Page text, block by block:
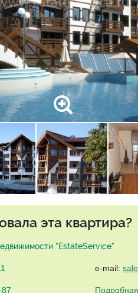
эта квартира?
"EstateService"
e-mail: